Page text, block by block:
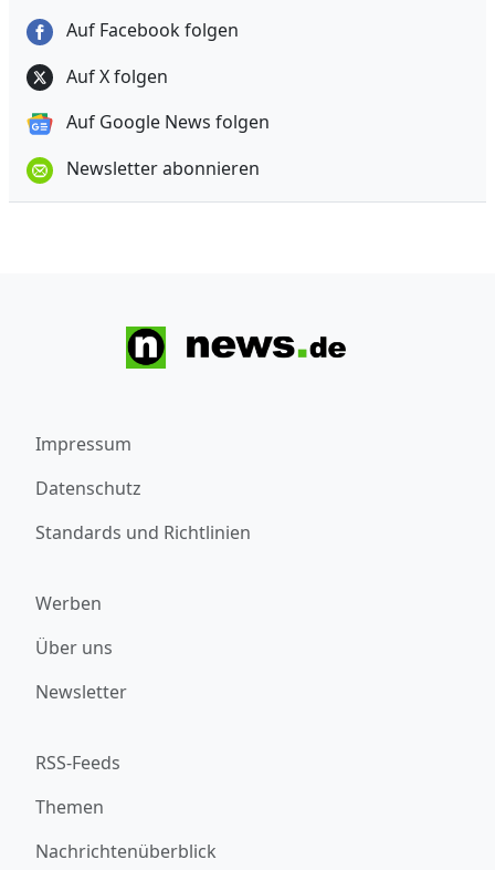
Auf Facebook folgen
Auf X folgen
Auf Google News folgen
Newsletter abonnieren
Impressum
Datenschutz
Standards und Richtlinien
Werben
Über uns
Newsletter
RSS-Feeds
Themen
Nachrichtenüberblick